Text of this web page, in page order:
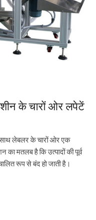
के चारों ओर लपेटें
साथ लेबलर के चारों ओर एक
का मतलब है कि उत्पादों की पूर्व
रूप से बंद हो जाती है।